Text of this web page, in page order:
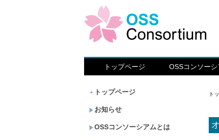
トップページ OSSコンソー
トップページ
お知らせ
OSSコンソーシアムとは
ト